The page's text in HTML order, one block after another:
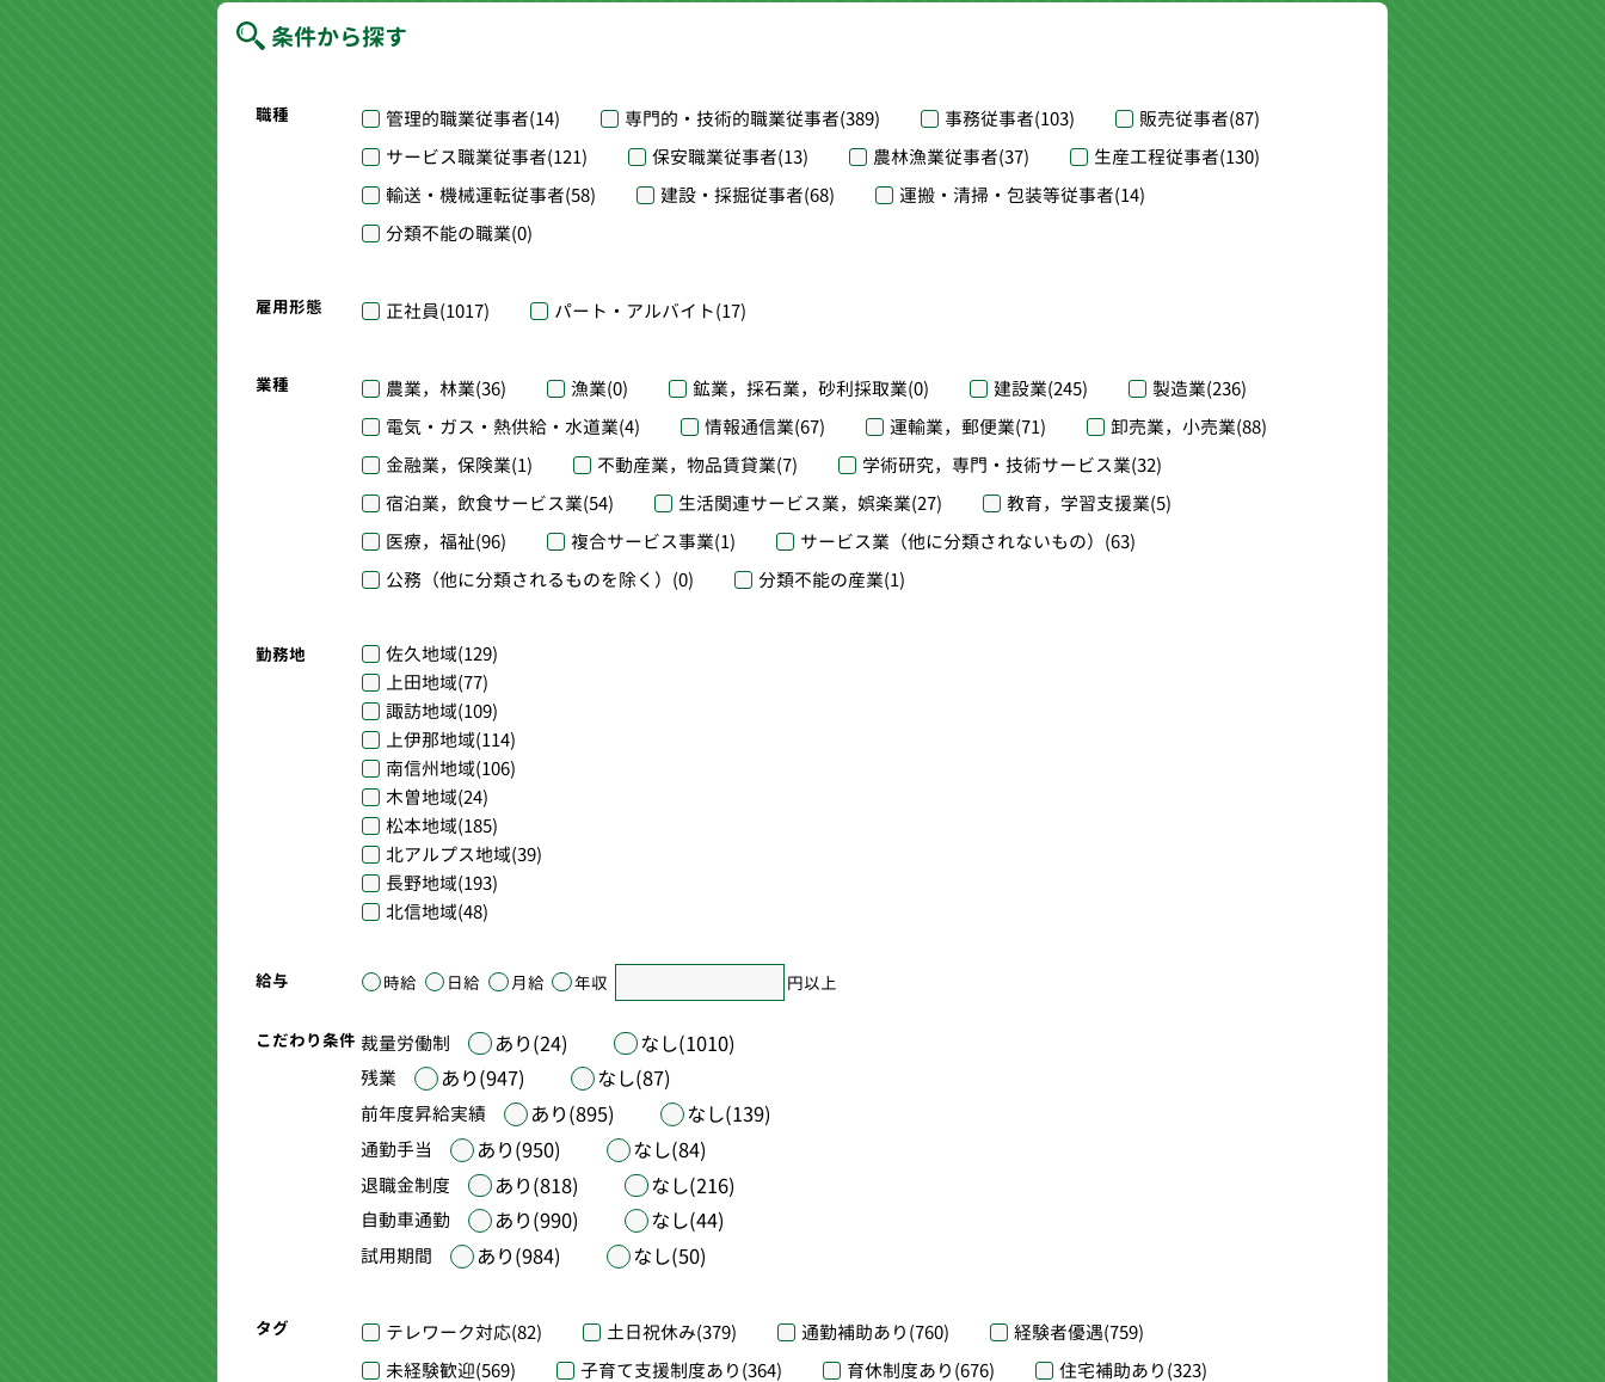
条件から探す
職種 管理的職業従事者(14) 専門的・技術的職業従事者(389) 事務従事者(103) 販売従事者(87)
サービス職業従事者(121) 保安職業従事者(13) 農林漁業従事者(37) 生産工程従事者(130)
輸送・機械運転従事者(58) 建設・採掘従事者(68) 運搬・清掃・包装等従事者(14)
分類不能の職業(0)
雇用形態 正社員(1017) パート・アルバイト(17)
業種 農業，林業(36) 漁業(0) 鉱業，採石業，砂利採取業(0) 建設業(245) 製造業(236)
電気・ガス・熱供給・水道業(4) 情報通信業(67) 運輸業，郵便業(71) 卸売業，小売業(88)
金融業，保険業(1) 不動産業，物品賃貸業(7) 学術研究，専門・技術サービス業(32)
宿泊業，飲食サービス業(54) 生活関連サービス業，娯楽業(27) 教育，学習支援業(5)
医療，福祉(96) 複合サービス事業(1) サービス業（他に分類されないもの） (63)
公務（他に分類されるものを除く） (0) 分類不能の産業(1)
勤務地 佐久地域(129)
上田地域(77)
諏訪地域(109)
上伊那地域(114)
南信州地域(106)
木曽地域(24)
松本地域(185)
北アルプス地域(39)
長野地域(193)
北信地域(48)
給与 時給 日給 月給 年収 円以上
こだわり条件 裁量労働制 あり(24) なし(1010)
残業 あり(947) なし(87)
前年度昇給実績 あり(895) なし(139)
通勤手当 あり(950) なし(84)
退職金制度 あり(818) なし(216)
自動車通勤 あり(990) なし(44)
試用期間 あり(984) なし(50)
タグ テレワーク対応(82) 土日祝休み(379) 通勤補助あり(760) 経験者優遇(759)
未経験歓迎(569) 子育て支援制度あり(364) 育休制度あり(676) 住宅補助あり(323)